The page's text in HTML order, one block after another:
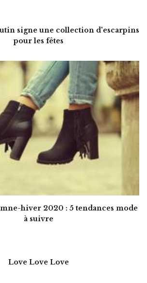
signe une collection d'escarpins
pour les fêtes
hiver 2020 : 5 tendances mode
à suivre
Love Love Love